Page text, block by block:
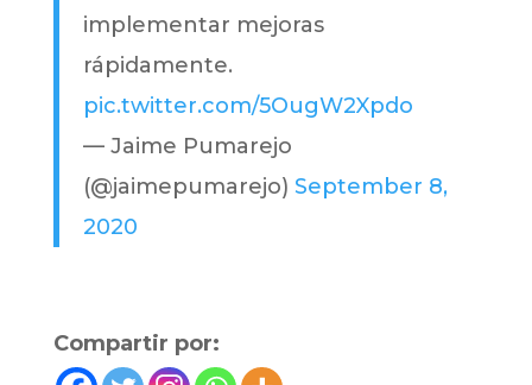
implementar mejoras
rápidamente.
pic.twitter.com/5OugW2Xpdo
— Jaime Pumarejo
(@jaimepumarejo) September 8,
2020
Compartir por: